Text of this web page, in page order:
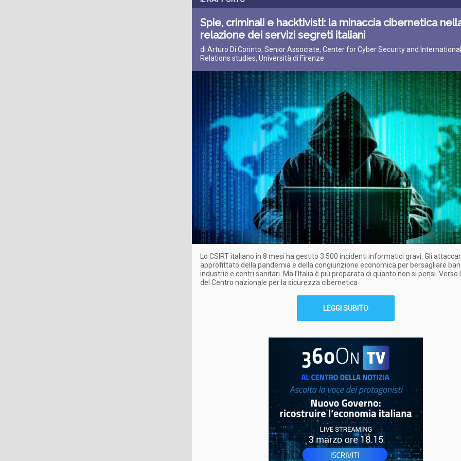
Spie, criminali e hacktivisti: la minaccia cibernetica
relazione dei servizi segreti italiani
di Arturo Di Corinto, Senior Associate, Center for Cyber Security and International
Relations studies, Università di Firenze
Lo CSIRT italiano in 8 mesi ha gestito 3.500 incidenti informatici gravi. Gli
approfittato della pandemia e della congiunzione economica per bersagliare
industrie e centri sanitari. Ma l’Italia è più preparata di quanto non si pensi. Verso
del Centro nazionale per la sicurezza cibernetica
LEGGI SUBITO